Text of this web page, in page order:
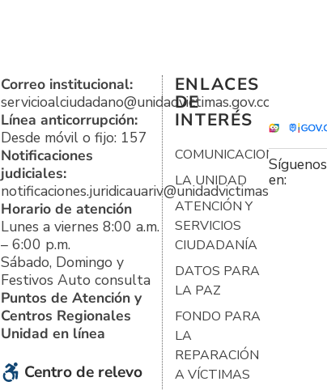
Correo institucional:
servicioalciudadano@unidadvictimas.gov.co
Línea anticorrupción:
Desde móvil o fijo: 157
Notificaciones
judiciales:
notificaciones.juridicauariv@unidadvictimas.gov.co
Horario de atención
Lunes a viernes 8:00 a.m.
– 6:00 p.m.
Sábado, Domingo y
Festivos Auto consulta
Puntos de Atención y
Centros Regionales
Unidad en línea
Centro de relevo
ENLACES
DE
INTERÉS
COMUNICACIONES
LA UNIDAD
ATENCIÓN Y
SERVICIOS
CIUDADANÍA
DATOS PARA
LA PAZ
FONDO PARA
LA
REPARACIÓN
A VÍCTIMAS
Síguenos
en: